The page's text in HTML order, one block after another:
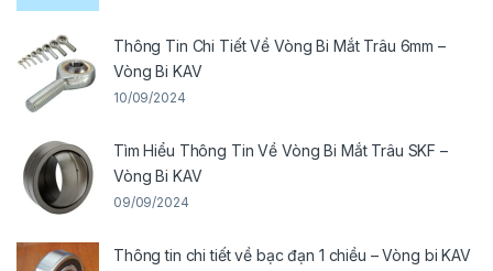
Thông Tin Chi Tiết Về Vòng Bi Mắt Trâu 6mm –
Vòng Bi KAV
10/09/2024
Tìm Hiểu Thông Tin Về Vòng Bi Mắt Trâu SKF –
Vòng Bi KAV
09/09/2024
Thông tin chi tiết về bạc đạn 1 chiều – Vòng bi KAV